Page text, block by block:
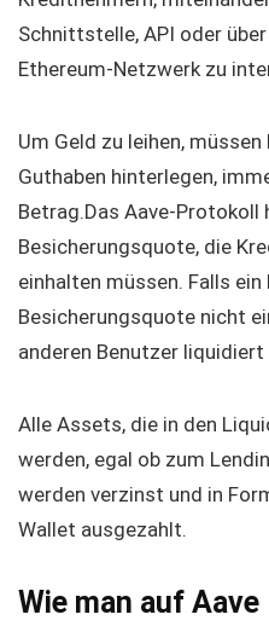
Schnittstelle, API oder
Ethereum-Netzwerk zu
Um Geld zu leihen,
Guthaben hinterlegen,
Betrag.Das Aave-
Besicherungsquote, die
einhalten müssen. Falls
Besicherungsquote nicht
anderen Benutzer liquidiert
Alle Assets, die in den
werden, egal ob zum
werden verzinst und in
Wallet ausgezahlt.
Wie man auf